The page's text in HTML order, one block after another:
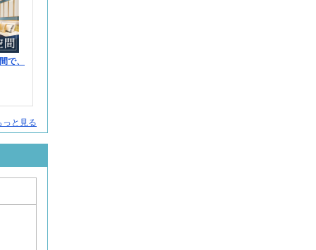
で、
と見る